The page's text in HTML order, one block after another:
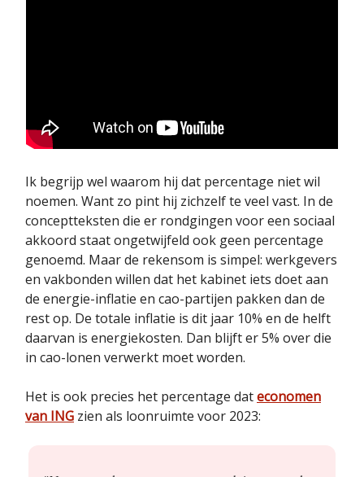
Ik begrijp wel waarom hij dat percentage niet wil
noemen. Want zo pint hij zichzelf te veel vast. In de
conceptteksten die er rondgingen voor een sociaal
akkoord staat ongetwijfeld ook geen percentage
genoemd. Maar de rekensom is simpel: werkgevers
en vakbonden willen dat het kabinet iets doet aan
de energie-inflatie en cao-partijen pakken dan de
rest op. De totale inflatie is dit jaar 10% en de helft
daarvan is energiekosten. Dan blijft er 5% over die
in cao-lonen verwerkt moet worden.
Het is ook precies het percentage dateconomen
van ING zien als loonruimte voor 2023: